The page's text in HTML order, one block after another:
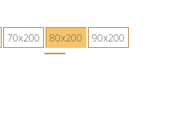
70х200 80х200
90х200